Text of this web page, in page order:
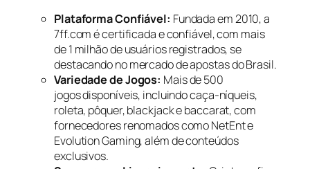
Plataforma Confiável: Fundada em 2010, a
7ff.com é certificada e confiável, com mais
de 1 milhão de usuários registrados, se
destacando no mercado de apostas do Brasil.
Variedade de Jogos: Mais de 500
jogos disponíveis, incluindo caça-níqueis,
roleta, pôquer, blackjack e baccarat, com
fornecedores renomados como NetEnt e
Evolution Gaming, além de conteúdos
exclusivos.